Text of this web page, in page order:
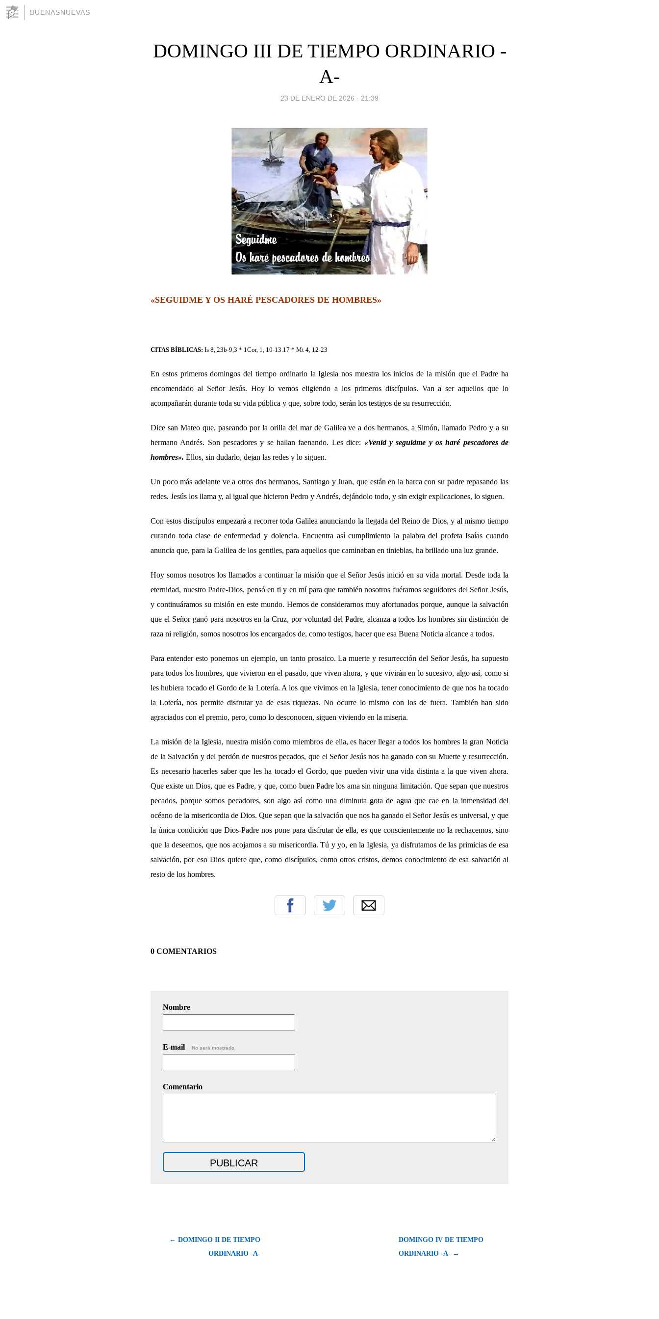
BUENASNUEVAS
DOMINGO III DE TIEMPO ORDINARIO -
A-
23 DE ENERO DE 2026 - 21:39
«SEGUIDME Y OS HARÉ PESCADORES DE HOMBRES»
CITAS BÍBLICAS: Is 8, 23b-9,3 * 1Cor, 1, 10-13.17 * Mt 4, 12-23
En estos primeros domingos del tiempo ordinario la Iglesia nos muestra los inicios de la misión que el Padre ha
encomendado al Señor Jesús. Hoy lo vemos eligiendo a los primeros discípulos. Van a ser aquellos que lo
acompañarán durante toda su vida pública y que, sobre todo, serán los testigos de su resurrección.
Dice san Mateo que, paseando por la orilla del mar de Galilea ve a dos hermanos, a Simón, llamado Pedro y a su
hermano Andrés. Son pescadores y se hallan faenando. Les dice: «Venid y seguidme y os haré pescadores de
hombres». Ellos, sin dudarlo, dejan las redes y lo siguen.
Un poco más adelante ve a otros dos hermanos, Santiago y Juan, que están en la barca con su padre repasando las
redes. Jesús los llama y, al igual que hicieron Pedro y Andrés, dejándolo todo, y sin exigir explicaciones, lo siguen.
Con estos discípulos empezará a recorrer toda Galilea anunciando la llegada del Reino de Dios, y al mismo tiempo
curando toda clase de enfermedad y dolencia. Encuentra así cumplimiento la palabra del profeta Isaías cuando
anuncia que, para la Galilea de los gentiles, para aquellos que caminaban en tinieblas, ha brillado una luz grande.
Hoy somos nosotros los llamados a continuar la misión que el Señor Jesús inició en su vida mortal. Desde toda la
eternidad, nuestro Padre-Dios, pensó en ti y en mí para que también nosotros fuéramos seguidores del Señor Jesús,
y continuáramos su misión en este mundo. Hemos de considerarnos muy afortunados porque, aunque la salvación
que el Señor ganó para nosotros en la Cruz, por voluntad del Padre, alcanza a todos los hombres sin distinción de
raza ni religión, somos nosotros los encargados de, como testigos, hacer que esa Buena Noticia alcance a todos.
Para entender esto ponemos un ejemplo, un tanto prosaico. La muerte y resurrección del Señor Jesús, ha supuesto
para todos los hombres, que vivieron en el pasado, que viven ahora, y que vivirán en lo sucesivo, algo así, como si
les hubiera tocado el Gordo de la Lotería. A los que vivimos en la Iglesia, tener conocimiento de que nos ha tocado
la Lotería, nos permite disfrutar ya de esas riquezas. No ocurre lo mismo con los de fuera. También han sido
agraciados con el premio, pero, como lo desconocen, siguen viviendo en la miseria.
La misión de la Iglesia, nuestra misión como miembros de ella, es hacer llegar a todos los hombres la gran Noticia
de la Salvación y del perdón de nuestros pecados, que el Señor Jesús nos ha ganado con su Muerte y resurrección.
Es necesario hacerles saber que les ha tocado el Gordo, que pueden vivir una vida distinta a la que viven ahora.
Que existe un Dios, que es Padre, y que, como buen Padre los ama sin ninguna limitación. Que sepan que nuestros
pecados, porque somos pecadores, son algo así como una diminuta gota de agua que cae en la inmensidad del
océano de la misericordia de Dios. Que sepan que la salvación que nos ha ganado el Señor Jesús es universal, y que
la única condición que Dios-Padre nos pone para disfrutar de ella, es que conscientemente no la rechacemos, sino
que la deseemos, que nos acojamos a su misericordia. Tú y yo, en la Iglesia, ya disfrutamos de las primicias de esa
salvación, por eso Dios quiere que, como discípulos, como otros cristos, demos conocimiento de esa salvación al
resto de los hombres.
0 COMENTARIOS
Nombre
E-mail No será mostrado.
Comentario
← DOMINGO II DE TIEMPO
ORDINARIO -A-
DOMINGO IV DE TIEMPO
ORDINARIO -A- →